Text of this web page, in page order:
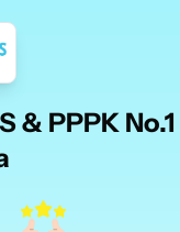
& PPPK No.1